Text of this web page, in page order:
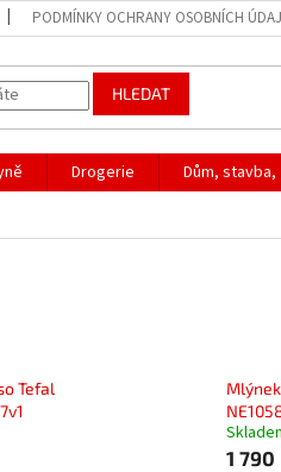
PODMÍNKY OCHRANY OSOBNÍCH
HLEDAT
Drogerie Dům, stavba,
Tefal
1 790